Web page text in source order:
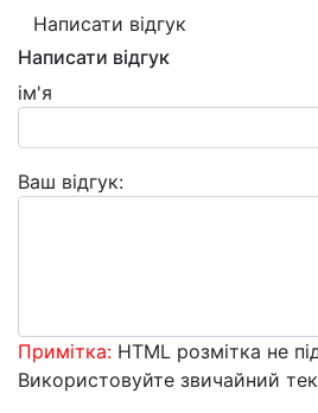
Написати відгук
Написати відгук
ім'я
Ваш відгук:
Примітка: HTML розмітка не
Використовуйте звичайний